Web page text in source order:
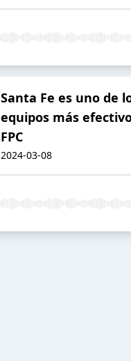
Santa Fe es uno de
equipos más
FPC
2024-03-08